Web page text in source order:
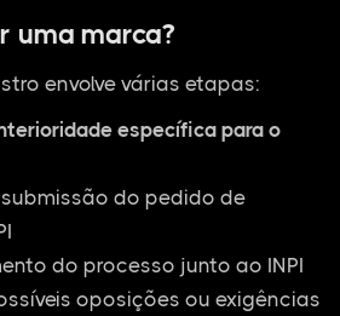
uma marca?
envolve várias etapas:
específica para o
do pedido de
do processo junto ao INPI
oposições ou exigências